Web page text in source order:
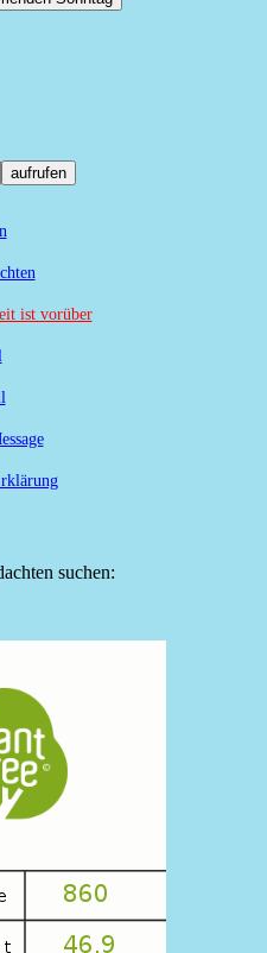
aufrufen
ist vorüber
suchen: